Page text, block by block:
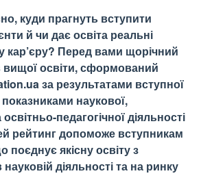
куди прагнуть вступити
й чи дає освіта реальні
кар’єру? Перед вами щорічний
вищої освіти, сформований
за результатами вступної
показниками наукової,
педагогічної діяльності
рейтинг допоможе вступникам
поєднує якісну освіту з
діяльності та на ринку